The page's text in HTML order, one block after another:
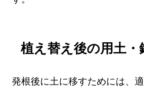
植え替え後の用土・
発根後に土に移すためには、